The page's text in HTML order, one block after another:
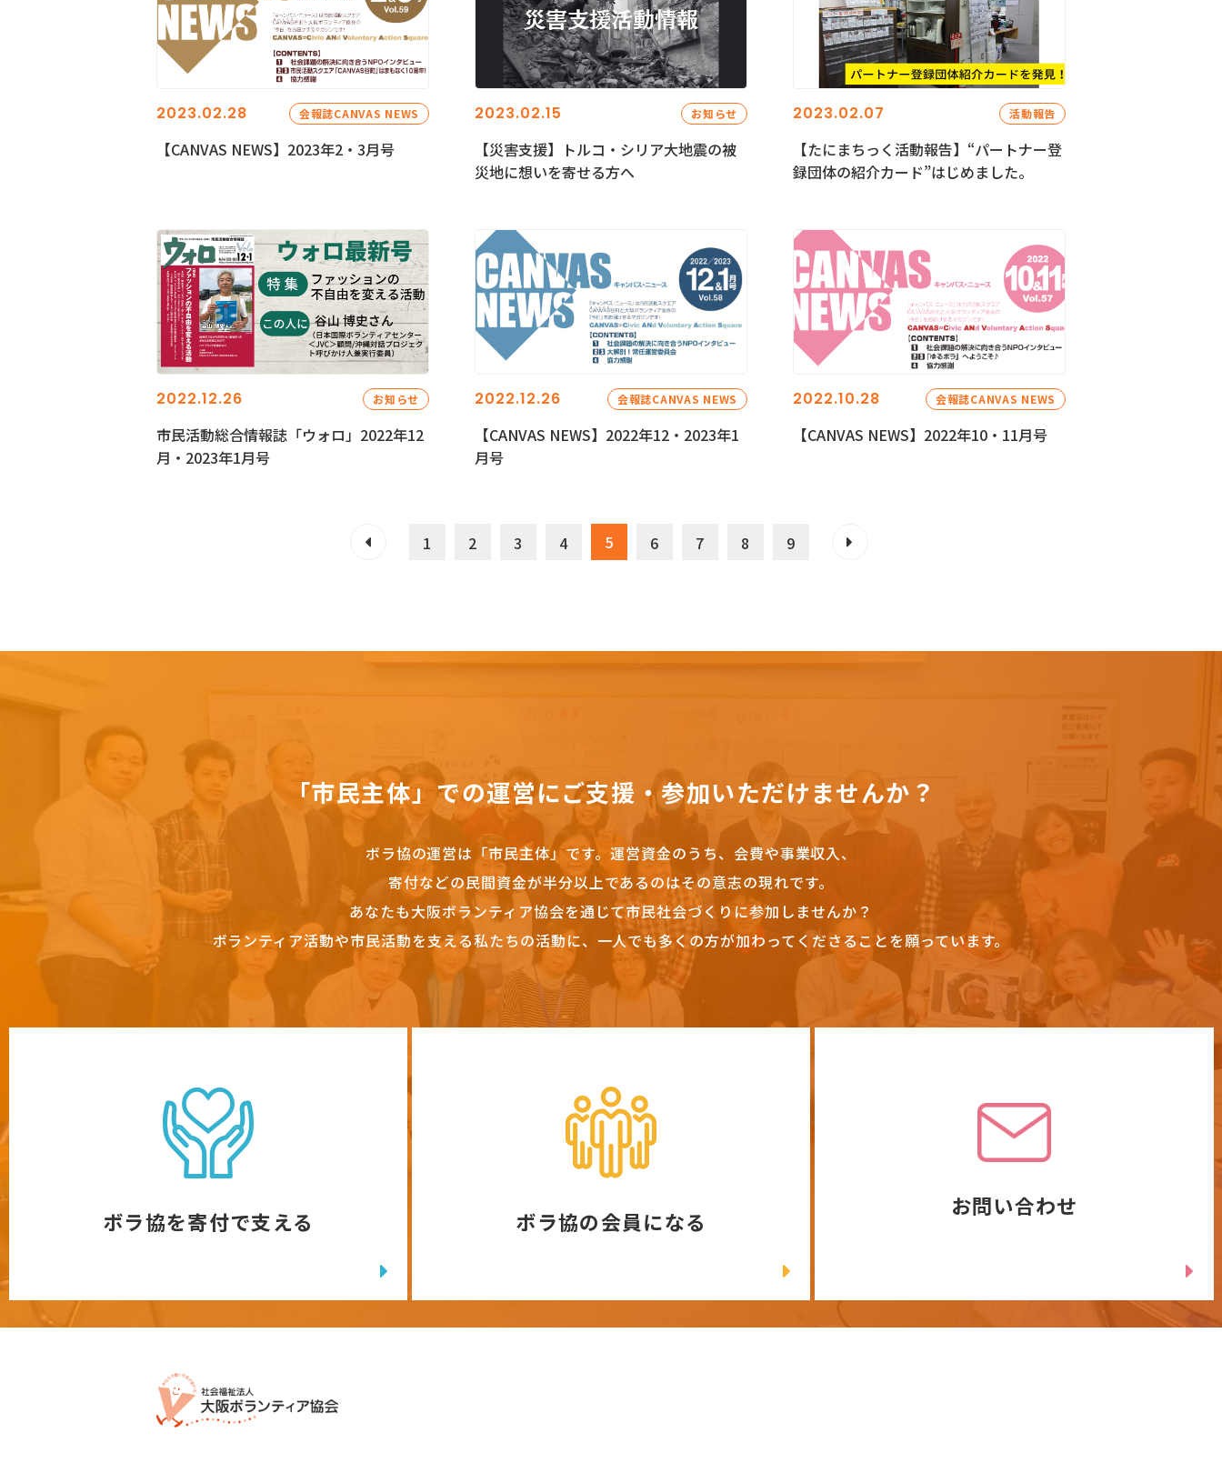
2023.02.28 会報誌CANVAS NEWS
【CANVAS NEWS】2023年2・3月号
2023.02.15 お知らせ
【災害支援】トルコ・シリア大地震の被
災地に想いを寄せる方へ
2023.02.07 活動報告
【たにまちっく活動報告】“パートナー登
録団体の紹介カード”はじめました。
2022.12.26 お知らせ
市民活動総合情報誌「ウォロ」2022年12
月・2023年1月号
2022.12.26 会報誌CANVAS NEWS
【CANVAS NEWS】2022年12・2023年1
月号
2022.10.28 会報誌CANVAS NEWS
【CANVAS NEWS】2022年10・11月号
1 2 3 4 5 6 7 8 9
「市民主体」での運営にご支援・参加いただけませんか？
ボラ協の運営は「市民主体」です。 運営資金のうち、会費や事業収入、
寄付などの民間資金が半分以上であるのはその意志の現れです。
あなたも大阪ボランティア協会を通じて市民社会づくりに参加しませんか？
ボランティア活動や市民活動を支える私たちの活動に、一人でも多くの方が加わってくださることを願っています。
ボラ協を寄付で支える ボラ協の会員になる
お問い合わせ